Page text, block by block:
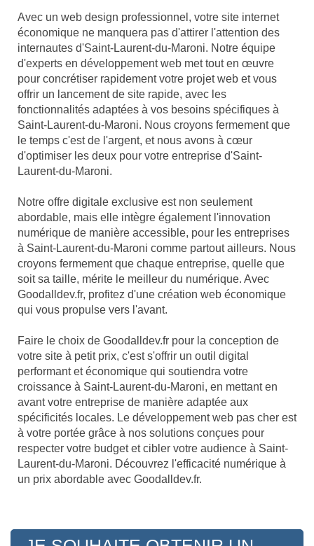
Avec un web design professionnel, votre site internet
économique ne manquera pas d'attirer l'attention des
internautes d'Saint-Laurent-du-Maroni. Notre équipe
d'experts en développement web met tout en œuvre
pour concrétiser rapidement votre projet web et vous
offrir un lancement de site rapide, avec les
fonctionnalités adaptées à vos besoins spécifiques à
Saint-Laurent-du-Maroni. Nous croyons fermement que
le temps c'est de l'argent, et nous avons à cœur
d'optimiser les deux pour votre entreprise d'Saint-
Laurent-du-Maroni.
Notre offre digitale exclusive est non seulement
abordable, mais elle intègre également l'innovation
numérique de manière accessible, pour les entreprises
à Saint-Laurent-du-Maroni comme partout ailleurs. Nous
croyons fermement que chaque entreprise, quelle que
soit sa taille, mérite le meilleur du numérique. Avec
Goodalldev.fr, profitez d'une création web économique
qui vous propulse vers l'avant.
Faire le choix de Goodalldev.fr pour la conception de
votre site à petit prix, c'est s'offrir un outil digital
performant et économique qui soutiendra votre
croissance à Saint-Laurent-du-Maroni, en mettant en
avant votre entreprise de manière adaptée aux
spécificités locales. Le développement web pas cher est
à votre portée grâce à nos solutions conçues pour
respecter votre budget et cibler votre audience à Saint-
Laurent-du-Maroni. Découvrez l'efficacité numérique à
un prix abordable avec Goodalldev.fr.